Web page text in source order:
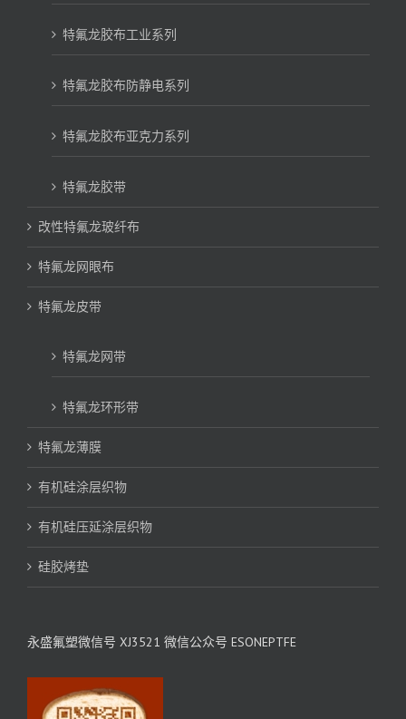
特氟龙胶布工业系列
特氟龙胶布防静电系列
特氟龙胶布亚克力系列
特氟龙胶带
改性特氟龙玻纤布
特氟龙网眼布
特氟龙皮带
特氟龙网带
特氟龙环形带
特氟龙薄膜
有机硅涂层织物
有机硅压延涂层织物
硅胶烤垫
永盛氟塑微信号 XJ3521 微信公众号 ESONEPTFE